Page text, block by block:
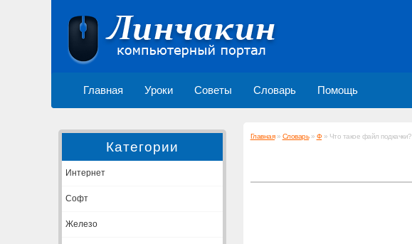
Главная Уроки Советы Словарь Помощь
Категории
Интернет
Софт
Железо
Главная» Словарь» Ф » Что такое файл подкачки?